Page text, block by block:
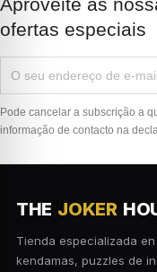
ofertas especiais
Pode cancelar a subscrição a
informação de contacto na
THE JOKER
Tienda especializada
kendamas, puzzles de